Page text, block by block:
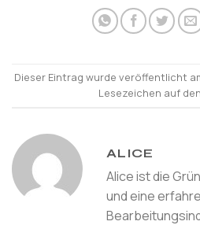
Dieser Eintrag wurde veröffentlicht
Lesezeichen auf den
ALICE
Alice ist die
und eine